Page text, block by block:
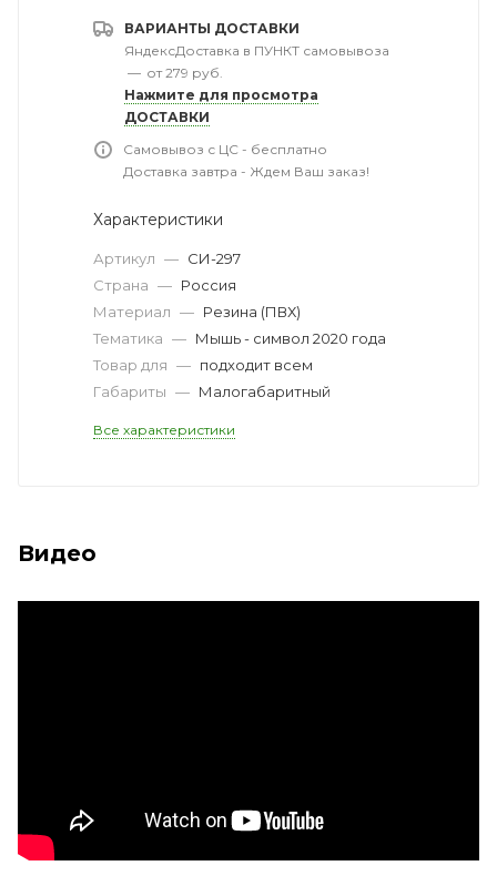
ВАРИАНТЫ ДОСТАВКИ
ЯндексДоставка в ПУНКТ самовывоза
— от 279 руб.
Нажмите для просмотра
ДОСТАВКИ
Самовывоз с ЦС - бесплатно
Доставка завтра - Ждем Ваш заказ!
Характеристики
Артикул — СИ-297
Страна — Россия
Материал — Резина (ПВХ)
Тематика — Мышь - символ 2020 года
Товар для — подходит всем
Габариты — Малогабаритный
Все характеристики
Видео